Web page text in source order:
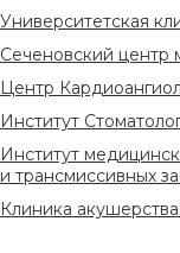
Университетская
Сеченовский центр
Центр
Институт
Институт
и трансмиссивных
Клиника